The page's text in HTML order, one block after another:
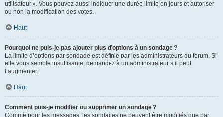
utilisateur ». Vous pouvez aussi indiquer une durée limite en jours et autoriser
ou non la modification des votes.
Haut
Pourquoi ne puis-je pas ajouter plus d’options à un sondage ?
La limite d’options par sondage est définie par les administrateurs du forum. Si
elle vous semble insuffisante, demandez à un administrateur s’il peut
l’augmenter.
Haut
Comment puis-je modifier ou supprimer un sondage ?
Comme pour les messages, les sondages ne peuvent être modifiés que par